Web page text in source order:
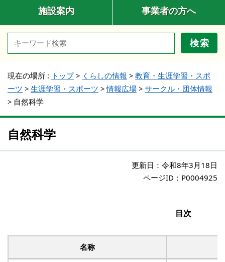
施設案内 事業者の方へ
検索
現在の場所 : トップ> くらしの情報 > 教育・生涯学習・スポ
ーツ > 生涯学習・スポーツ >情報広場 > サークル・団体情報
> 自然科学
自然科学
更新日： 令和8年3月18日
ページID：P0004925
目次
名称